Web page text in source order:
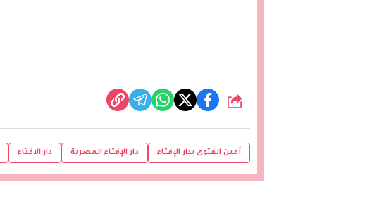
شارك
أمين الفتوى بدار الإفتاء دار الإفتاء المصرية دار الافتاء